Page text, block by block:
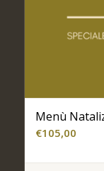
Menù
€105,00